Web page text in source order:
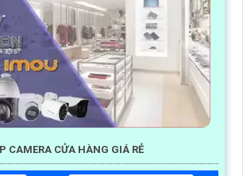
CAMERA CỬA HÀNG GIÁ RẺ